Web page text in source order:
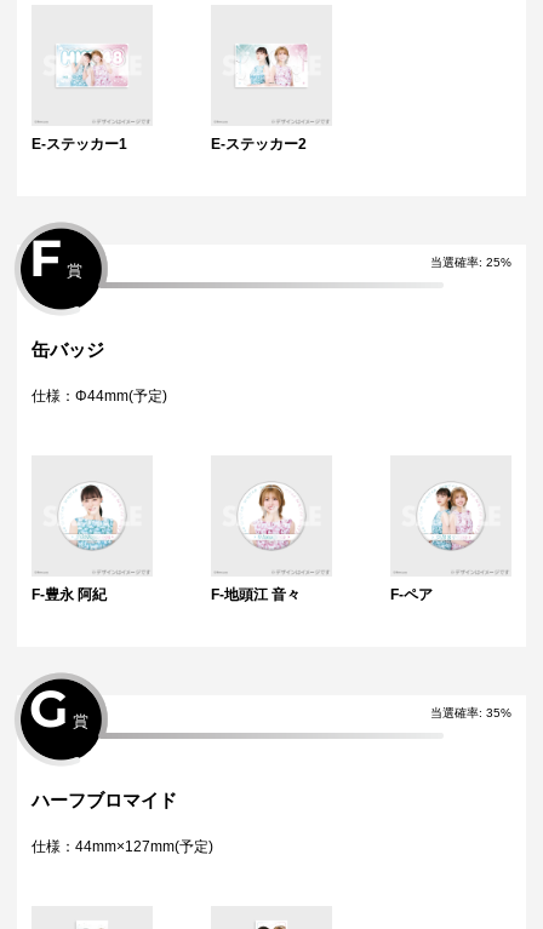
E-ステッカー1 E-ステッカー2
当選確率: 25%
F 賞
缶バッジ
仕様：Φ44mm(予定)
F-豊永 阿紀 F-地頭江 音々 F-ペア
当選確率: 35%
G 賞
ハーフブロマイド
仕様：44mm×127mm(予定)